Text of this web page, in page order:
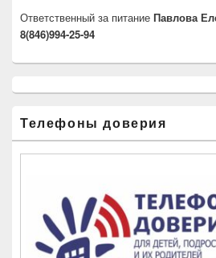
Ответственный за питание Павлова
8(846)994-25-94
Телефоны доверия